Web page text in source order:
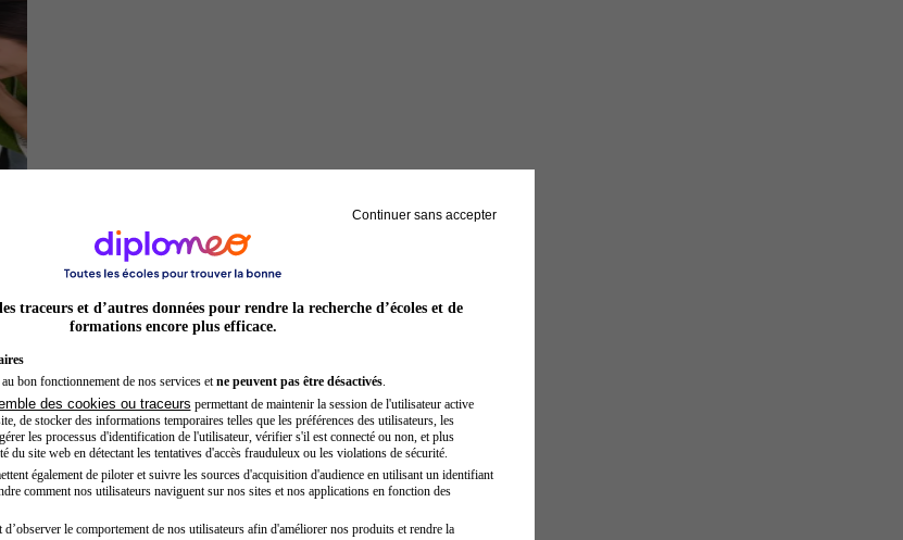
Entrepreneur
Continuer sans accepter
traceurs et d’autres données pour rendre la recherche d’écoles et de
formations encore plus efficace.
bon fonctionnement de nos services et ne peuvent pas être désactivés.
des cookies ou traceurs permettant de maintenir la session de l'utilisateur active
de stocker des informations temporaires telles que les préférences des utilisateurs, les
les processus d'identification de l'utilisateur, vérifier s'il est connecté ou non, et plus
du site web en détectant les tentatives d'accès frauduleux ou les violations de sécurité.
également de piloter et suivre les sources d'acquisition d'audience en utilisant un identifiant
comment nos utilisateurs naviguent sur nos sites et nos applications en fonction des
d’observer le comportement de nos utilisateurs afin d'améliorer nos produits et rendre la